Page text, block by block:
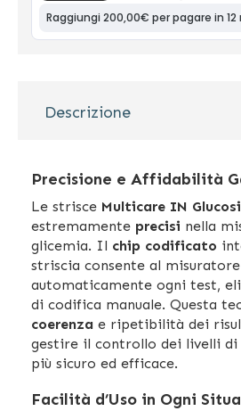
Descrizione
Precisione e Affidabilità
Le strisce Multicare IN
estremamente precisi nella
glicemia. Il chip codificato
striscia consente al
automaticamente ogni test,
di codifica manuale. Questa
coerenza e ripetibilità dei
gestire il controllo dei livelli di
più sicuro ed efficace.
Facilità d’Uso in Ogni